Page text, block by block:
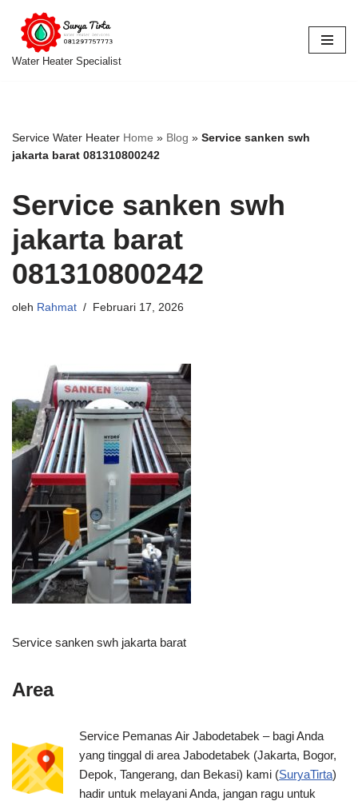
Lompat
ke
Water Heater Specialist
Service Water Heater Home » Blog » Service sanken swh
jakarta barat 081310800242
Service sanken swh
jakarta barat
081310800242
oleh Rahmat Februari 17, 2026
Service sanken swh jakarta barat
Area
Service Pemanas Air Jabodetabek – bagi Anda
yang tinggal di area Jabodetabek (Jakarta, Bogor,
Depok, Tangerang, dan Bekasi) kami (SuryaTirta)
hadir untuk melayani Anda, jangan ragu untuk